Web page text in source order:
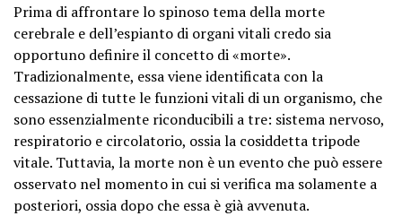
Prima di affrontare lo spinoso tema della morte
cerebrale e dell’espianto di organi vitali credo sia
opportuno definire il concetto di «morte».
Tradizionalmente, essa viene identificata con la
cessazione di tutte le funzioni vitali di un organismo, che
sono essenzialmente riconducibili a tre: sistema nervoso,
respiratorio e circolatorio, ossia la cosiddetta tripode
vitale. Tuttavia, la morte non è un evento che può essere
osservato nel momento in cui si verifica ma solamente a
posteriori, ossia dopo che essa è già avvenuta.